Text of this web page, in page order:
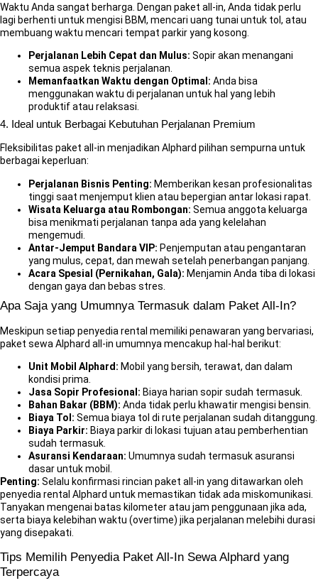
Waktu Anda sangat berharga. Dengan paket all-in, Anda tidak perlu
lagi berhenti untuk mengisi BBM, mencari uang tunai untuk tol, atau
membuang waktu mencari tempat parkir yang kosong.
Perjalanan Lebih Cepat dan Mulus: Sopir akan menangani
semua aspek teknis perjalanan.
Memanfaatkan Waktu dengan Optimal: Anda bisa
menggunakan waktu di perjalanan untuk hal yang lebih
produktif atau relaksasi.
4. Ideal untuk Berbagai Kebutuhan Perjalanan Premium
Fleksibilitas paket all-in menjadikan Alphard pilihan sempurna untuk
berbagai keperluan:
Perjalanan Bisnis Penting: Memberikan kesan profesionalitas
tinggi saat menjemput klien atau bepergian antar lokasi rapat.
Wisata Keluarga atau Rombongan: Semua anggota keluarga
bisa menikmati perjalanan tanpa ada yang kelelahan
mengemudi.
Antar-Jemput Bandara VIP: Penjemputan atau pengantaran
yang mulus, cepat, dan mewah setelah penerbangan panjang.
Acara Spesial (Pernikahan, Gala): Menjamin Anda tiba di lokasi
dengan gaya dan bebas stres.
Apa Saja yang Umumnya Termasuk dalam Paket All-In?
Meskipun setiap penyedia rental memiliki penawaran yang bervariasi,
paket sewa Alphard all-in umumnya mencakup hal-hal berikut:
Unit Mobil Alphard: Mobil yang bersih, terawat, dan dalam
kondisi prima.
Jasa Sopir Profesional: Biaya harian sopir sudah termasuk.
Bahan Bakar (BBM): Anda tidak perlu khawatir mengisi bensin.
Biaya Tol: Semua biaya tol di rute perjalanan sudah ditanggung.
Biaya Parkir: Biaya parkir di lokasi tujuan atau pemberhentian
sudah termasuk.
Asuransi Kendaraan: Umumnya sudah termasuk asuransi
dasar untuk mobil.
Penting: Selalu konfirmasi rincian paket all-in yang ditawarkan oleh
penyedia rental Alphard untuk memastikan tidak ada miskomunikasi.
Tanyakan mengenai batas kilometer atau jam penggunaan jika ada,
serta biaya kelebihan waktu (overtime) jika perjalanan melebihi durasi
yang disepakati.
Tips Memilih Penyedia Paket All-In Sewa Alphard yang
Terpercaya